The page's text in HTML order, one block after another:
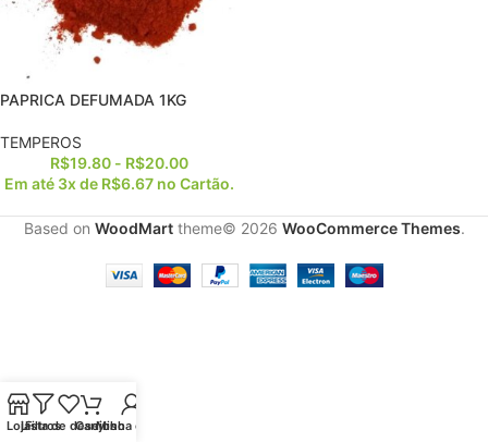
PAPRICA DEFUMADA 1KG
TEMPEROS
R$19.80 - R$20.00
Em até 3x de R$6.67 no Cartão.
Based on WoodMarttheme© 2026 WooCommerce Themes.
LojaFiltros
Lista de desejos
Carrinho
Minha conta